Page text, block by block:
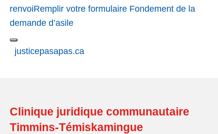
renvoiRemplir votre formulaire Fondement de la
demande d’asile
justicepasapas.ca
Clinique juridique communautaire
Timmins-Témiskamingue